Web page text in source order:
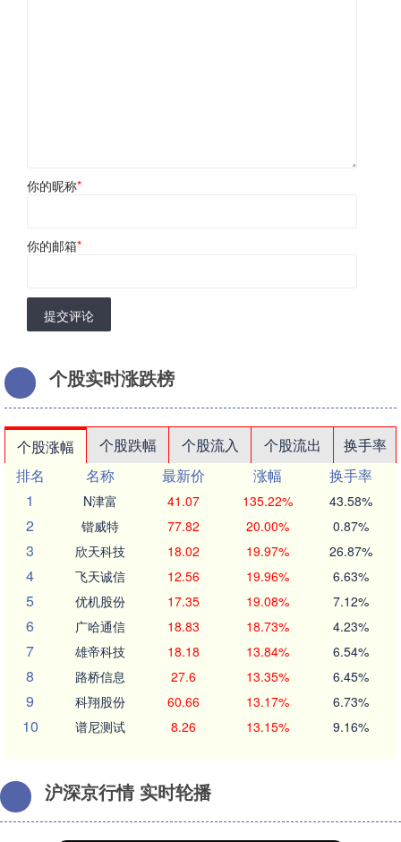
你的昵称*
你的邮箱*
提交评论
个股实时涨跌榜
个股涨幅 个股跌幅 个股流入 个股流出
换手率
排名
名称 最新价 涨幅
换手率
1
N津富 41.07 135.22% 43.58%
2 锴威特 77.82 20.00% 0.87%
3 欣天科技 18.02 19.97% 26.87%
4 飞天诚信 12.56 19.96% 6.63%
5 优机股份 17.35 19.08% 7.12%
6 广哈通信 18.83 18.73% 4.23%
7 雄帝科技 18.18 13.84% 6.54%
8 路桥信息 27.6 13.35% 6.45%
9 科翔股份 60.66 13.17% 6.73%
10 谱尼测试 8.26 13.15% 9.16%
沪深京行情 实时轮播